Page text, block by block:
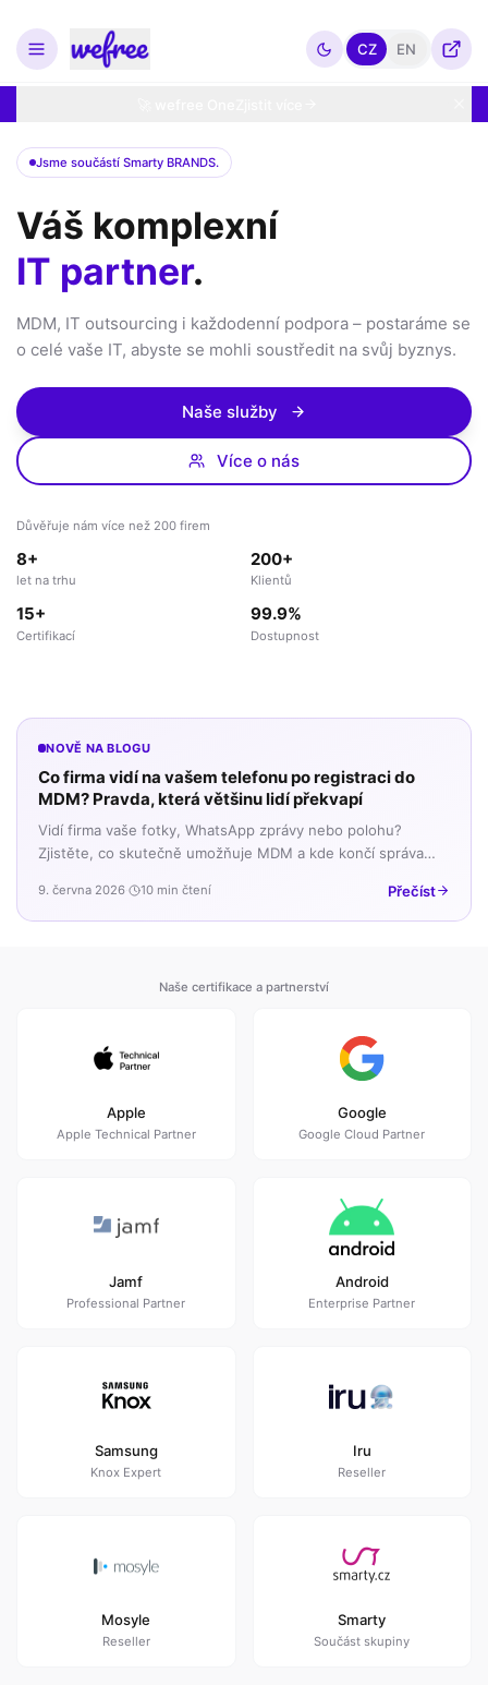
CZ EN
Jsme součástí Smarty BRANDS.
Váš komplexní
IT partner.
MDM, IT outsourcing i každodenní podpora – postaráme se
o celé vaše IT, abyste se mohli soustředit na svůj byznys.
Naše služby
Více o nás
Důvěřuje nám více než 200 firem
8+
let na trhu
200+
Klientů
15+
Certifikací
99.9%
Dostupnost
NOVĚ NA BLOGU
Co firma vidí na vašem telefonu po registraci do
MDM? Pravda, která většinu lidí překvapí
Vidí firma vaše fotky, WhatsApp zprávy nebo polohu?
Zjistěte, co skutečně umožňuje MDM a kde končí správa
9. června 2026· 10 min čtení Přečíst
Naše certifikace a partnerství
Apple
Apple Technical Partner
Google
Google Cloud Partner
Jamf
Professional Partner
Android
Enterprise Partner
Samsung
Knox Expert
Iru
Reseller
Mosyle
Reseller
Smarty
Součást skupiny